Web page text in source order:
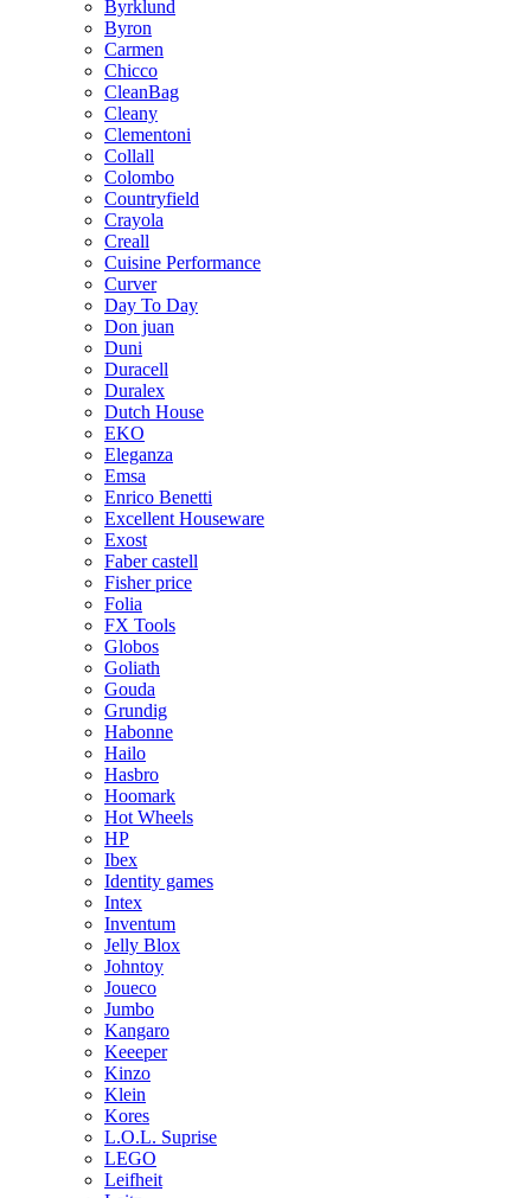
Byrklund
Byron
Carmen
Chicco
CleanBag
Cleany
Clementoni
Collall
Colombo
Countryfield
Crayola
Creall
Cuisine Performance
Curver
Day To Day
Don juan
Duni
Duracell
Duralex
Dutch House
EKO
Eleganza
Emsa
Enrico Benetti
Excellent Houseware
Exost
Faber castell
Fisher price
Folia
FX Tools
Globos
Goliath
Gouda
Grundig
Habonne
Hailo
Hasbro
Hoomark
Hot Wheels
HP
Ibex
Identity games
Intex
Inventum
Jelly Blox
Johntoy
Joueco
Jumbo
Kangaro
Keeeper
Kinzo
Klein
Kores
L.O.L. Suprise
LEGO
Leifheit